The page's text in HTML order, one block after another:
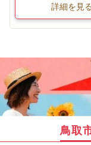
詳細を見る
鳥取